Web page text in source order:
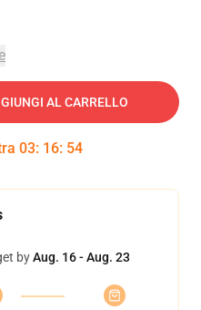
AL CARRELLO
03: 16: 54
byAug. 16 - Aug. 23